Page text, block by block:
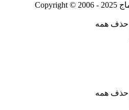
Copyright © 2006 - 2025
حذف همه
حذف همه